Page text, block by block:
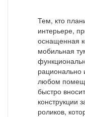
Тем, кто
интерьере,
оснащенная
мобильная
рационально
любом
быстро
конструкции
роликов,